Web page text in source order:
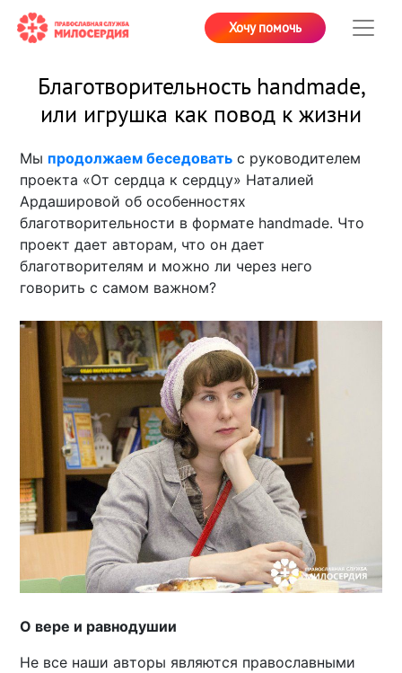
Хочу помочь
Благотворительность handmade,
или игрушка как повод к жизни
Мы продолжаем беседовать с руководителем
проекта «От сердца к сердцу» Наталией
Ардашировой об особенностях
благотворительности в формате handmade. Что
проект дает авторам, что он дает
благотворителям и можно ли через него
говорить с самом важном?
О вере и равнодушии
Не все наши авторы являются православными